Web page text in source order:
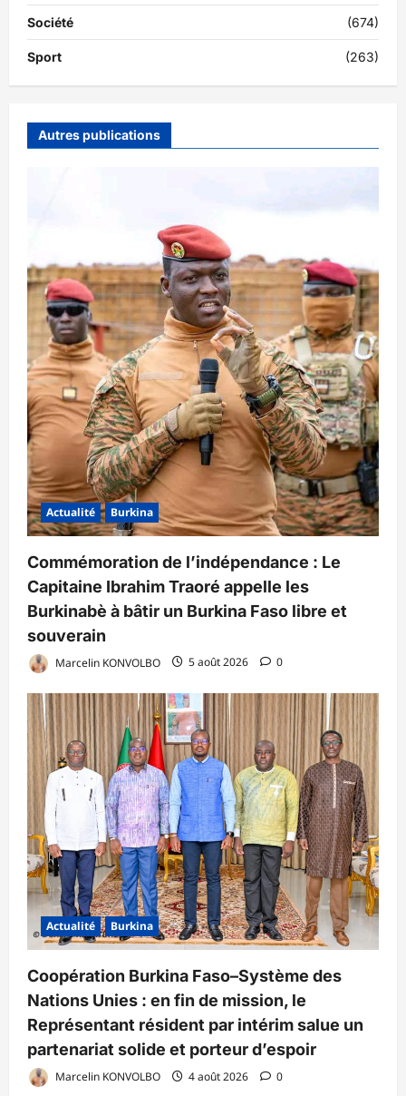
Société (674)
Sport (263)
Autres publications
Actualité Burkina
Commémoration de l’indépendance : Le
Capitaine Ibrahim Traoré appelle les
Burkinabè à bâtir un Burkina Faso libre et
souverain
Marcelin KONVOLBO 5 août 2026 0
Actualité Burkina
Coopération Burkina Faso–Système des
Nations Unies : en fin de mission, le
Représentant résident par intérim salue un
partenariat solide et porteur d’espoir
Marcelin KONVOLBO 4 août 2026 0